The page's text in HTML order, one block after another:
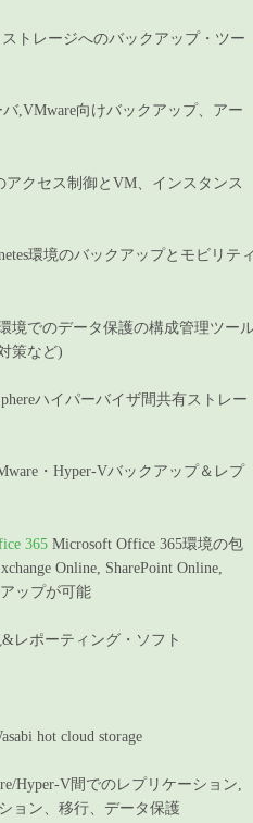
トレージへのバックアップ・ツー
,VMware向けバックアップ、アー
アクセス制御とVM、インスタンス
環境のバックアップとモビリテ
境でのデータ保護の構成管理ツー
策など)
ハイパーバイザ間共有ストレー
・Hyper-Vバックアップ＆レプ
365 Microsoft Office 365環境の包
Online, SharePoint Online,
ップが可能
レポーティング・ソフト
hot cloud storage
Hyper-V間でのレプリケーション,
ョン、移行、データ保護